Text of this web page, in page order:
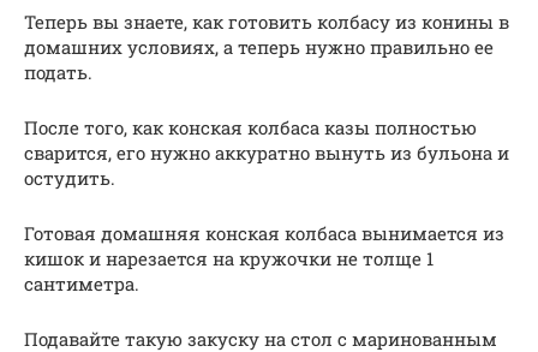
Теперь вы знаете, как готовить колбасу из конины в
домашних условиях, а теперь нужно правильно ее
подать.
После того, как конская колбаса казы полностью
сварится, его нужно аккуратно вынуть из бульона и
остудить.
Готовая домашняя конская колбаса вынимается из
кишок и нарезается на кружочки не толще 1
сантиметра.
Подавайте такую закуску на стол с маринованным